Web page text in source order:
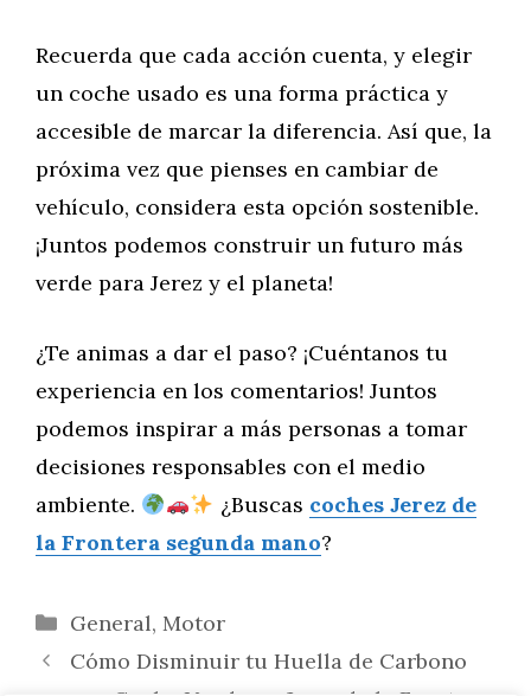
Recuerda que cada acción cuenta, y elegir
un coche usado es una forma práctica y
accesible de marcar la diferencia. Así que, la
próxima vez que pienses en cambiar de
vehículo, considera esta opción sostenible.
¡Juntos podemos construir un futuro más
verde para Jerez y el planeta!
¿Te animas a dar el paso? ¡Cuéntanos tu
experiencia en los comentarios! Juntos
podemos inspirar a más personas a tomar
decisiones responsables con el medio
ambiente.
¿Buscas coches Jerez de
la Frontera segunda mano?
Categorías
General, Motor
Cómo Disminuir tu Huella de Carbono